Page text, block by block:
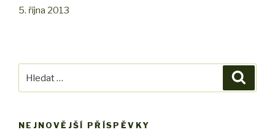
5. října 2013
NEJNOVĚJŠÍ PŘÍSPĚVKY